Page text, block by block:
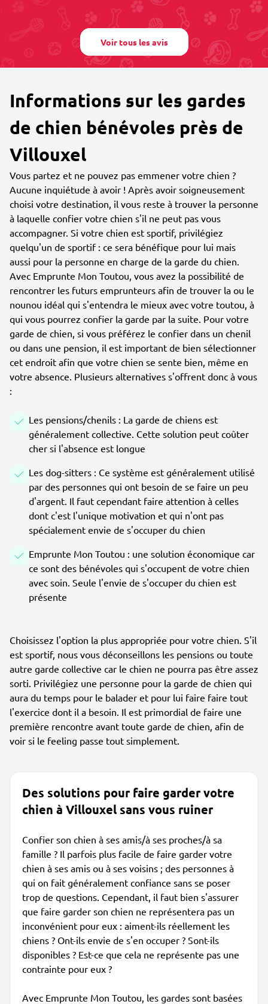
Voir tous les avis
Informations sur les gardes
de chien bénévoles près de
Villouxel
Vous partez et ne pouvez pas emmener votre chien ?
Aucune inquiétude à avoir ! Après avoir soigneusement
choisi votre destination, il vous reste à trouver la personne
à laquelle confier votre chien s'il ne peut pas vous
accompagner. Si votre chien est sportif, privilégiez
quelqu'un de sportif : ce sera bénéfique pour lui mais
aussi pour la personne en charge de la garde du chien.
Avec Emprunte Mon Toutou, vous avez la possibilité de
rencontrer les futurs emprunteurs afin de trouver la ou le
nounou idéal qui s'entendra le mieux avec votre toutou, à
qui vous pourrez confier la garde par la suite. Pour votre
garde de chien, si vous préférez le confier dans un chenil
ou dans une pension, il est important de bien sélectionner
cet endroit afin que votre chien se sente bien, même en
votre absence. Plusieurs alternatives s'offrent donc à vous
:
Les pensions/chenils : La garde de chiens est
généralement collective. Cette solution peut coûter
cher si l'absence est longue
Les dog-sitters : Ce système est généralement utilisé
par des personnes qui ont besoin de se faire un peu
d'argent. Il faut cependant faire attention à celles
dont c'est l'unique motivation et qui n'ont pas
spécialement envie de s'occuper du chien
Emprunte Mon Toutou : une solution économique car
ce sont des bénévoles qui s'occupent de votre chien
avec soin. Seule l'envie de s'occuper du chien est
présente
Choisissez l'option la plus appropriée pour votre chien. S'il
est sportif, nous vous déconseillons les pensions ou toute
autre garde collective car le chien ne pourra pas être assez
sorti. Privilégiez une personne pour la garde de chien qui
aura du temps pour le balader et pour lui faire faire tout
l'exercice dont il a besoin. Il est primordial de faire une
première rencontre avant toute garde de chien, afin de
voir si le feeling passe tout simplement.
Des solutions pour faire garder votre
chien à Villouxel sans vous ruiner
Confier son chien à ses amis/à ses proches/à sa
famille ? Il parfois plus facile de faire garder votre
chien à ses amis ou à ses voisins ; des personnes à
qui on fait généralement confiance sans se poser
trop de questions. Cependant, il faut bien s'assurer
que faire garder son chien ne représentera pas un
inconvénient pour eux : aiment-ils réellement les
chiens ? Ont-ils envie de s'en occuper ? Sont-ils
disponibles ? Est-ce que cela ne représente pas une
contrainte pour eux ?
Avec Emprunte Mon Toutou, les gardes sont basées